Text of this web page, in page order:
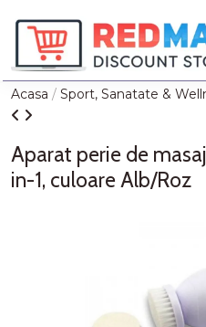
Acasa Sport, Sanatate &
Aparat perie de
in-1, culoare Alb/Roz